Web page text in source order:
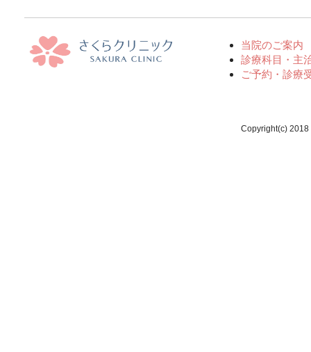
当院のご案内
診療科目・主
ご予約・診療
Copyright(c)